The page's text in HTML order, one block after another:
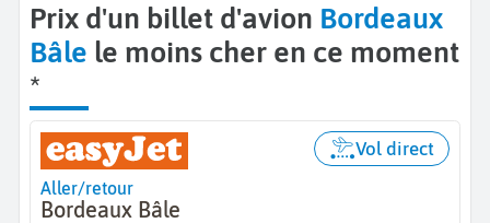
Prix d'un billet d'avion Bordeaux
Bâle le moins cher en ce moment
*
Aller/retour
Bordeaux Bâle
Vol direct